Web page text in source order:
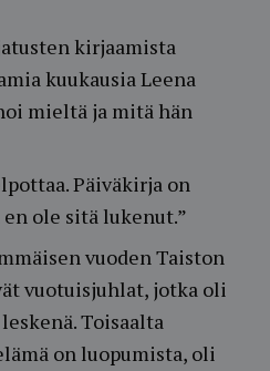
kirjaamista
kuukausia Leena
mieltä ja mitä hän
Päiväkirja on
ole sitä lukenut.”
vuoden Taiston
vuotuisjuhlat, jotka oli
Toisaalta
on luopumista, oli